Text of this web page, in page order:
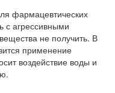
фармацевтических
с агрессивными
не получить. В
применение
воздействие воды и